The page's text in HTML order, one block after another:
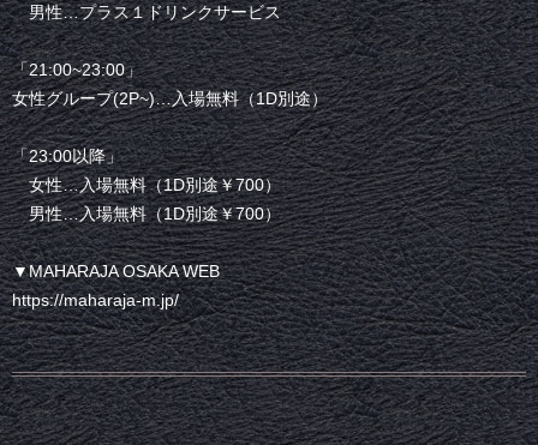
男性…プラス１ドリンクサービス
「21:00~23:00」
女性グループ(2P~)…入場無料（1D別途）
「23:00以降」
女性…入場無料（1D別途￥700）
男性…入場無料（1D別途￥700）
▼MAHARAJA OSAKA WEB
https://maharaja-m.jp/